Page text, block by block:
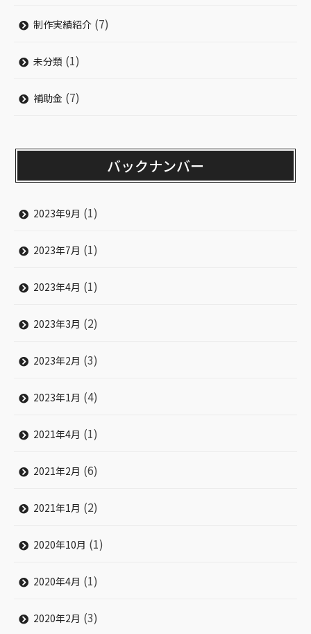
制作実績紹介 (7)
未分類 (1)
補助金 (7)
バックナンバー
2023年9月 (1)
2023年7月 (1)
2023年4月 (1)
2023年3月 (2)
2023年2月 (3)
2023年1月 (4)
2021年4月 (1)
2021年2月 (6)
2021年1月 (2)
2020年10月 (1)
2020年4月 (1)
2020年2月 (3)